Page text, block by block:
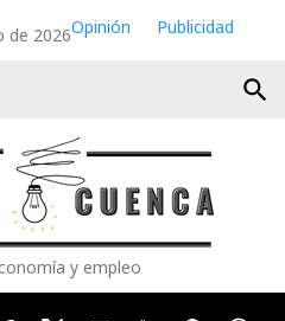
de 2026Opinión
Publicidad
search
y empleo